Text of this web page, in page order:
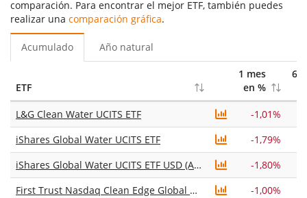
comparación. Para encontrar el mejor ETF, también puedes
realizar una comparación gráfica.
Acumulado Año natural
ETF
1 mes
en %
6
L&G Clean Water UCITS ETF
-1,01%
iShares Global Water UCITS ETF
-1,79%
iShares Global Water UCITS ETF USD (Acc)
-1,80%
First Trust Nasdaq Clean Edge Global Water UCITS ETF Acc
-1,00%